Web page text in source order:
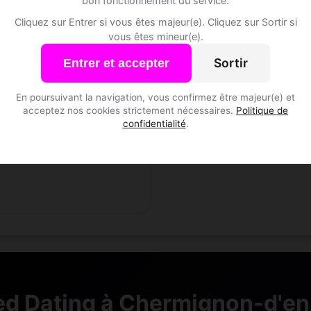
Cliquez sur Entrer si vous êtes majeur(e). Cliquez sur Sortir si
vous êtes mineur(e).
Entrer et accepter Sortir
En poursuivant la navigation, vous confirmez être majeur(e) et
acceptez nos cookies strictement nécessaires. Politique de
confidentialité.
Responsable marketing
d'en-Bas • Valais
Dating à Chermignon-